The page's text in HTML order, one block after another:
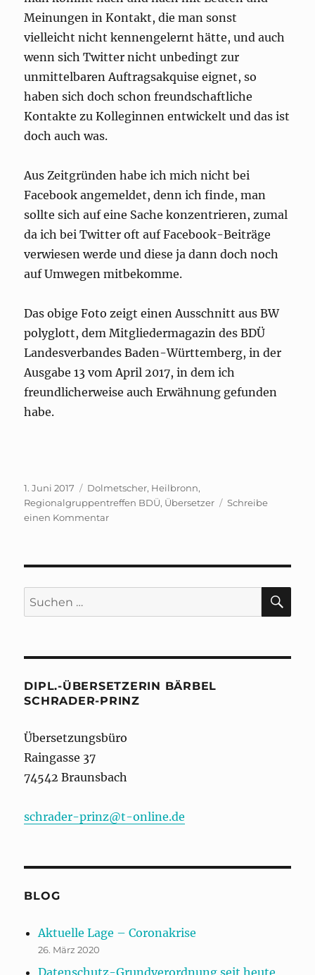
Meinungen in Kontakt, die man sonst
vielleicht nicht kennengelernt hätte, und auch
wenn sich Twitter nicht unbedingt zur
unmittelbaren Auftragsakquise eignet, so
haben sich doch schon freundschaftliche
Kontakte zu Kolleginnen entwickelt und das ist
doch auch was.
Aus Zeitgründen habe ich mich nicht bei
Facebook angemeldet, denn ich finde, man
sollte sich auf eine Sache konzentrieren, zumal
da ich bei Twitter oft auf Facebook-Beiträge
verwiesen werde und diese ja dann doch noch
auf Umwegen mitbekomme.
Das obige Foto zeigt einen Ausschnitt aus BW
polyglott, dem Mitgliedermagazin des BDÜ
Landesverbandes Baden-Württemberg, in der
Ausgabe 13 vom April 2017, in dem ich
freundlicherweise auch Erwähnung gefunden
habe.
Veröffentlicht
am
1. Juni 2017 Schlagwörter
Dolmetscher, Heilbronn,
Regionalgruppentreffen BDÜ, Übersetzer
Schreibe
einen Kommentarzu
des
Suchen
nach:
DIPL.-ÜBERSETZERIN BÄRBEL
SCHRADER-PRINZ
Übersetzungsbüro
Raingasse 37
74542 Braunsbach
schrader-prinz@t-online.de
BLOG
Aktuelle Lage – Coronakrise
26. März 2020
Datenschutz-Grundverordnung seit heute